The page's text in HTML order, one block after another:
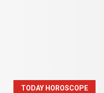
TODAY HOROSCOPE